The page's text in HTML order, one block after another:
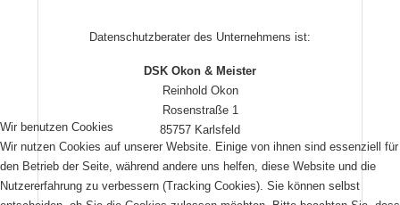
Datenschutzberater des Unternehmens ist:
DSK Okon & Meister
Reinhold Okon
Rosenstraße 1
85757 Karlsfeld
Wir benutzen Cookies
Wir nutzen Cookies auf unserer Website. Einige von ihnen sind essenziell für
den Betrieb der Seite, während andere uns helfen, diese Website und die
Nutzererfahrung zu verbessern (Tracking Cookies). Sie können selbst